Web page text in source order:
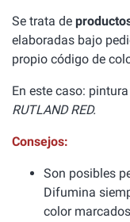
Se trata de
elaboradas bajo
propio código de
En este caso:
RUTLAND RED.
Consejos:
Son posibles
Difumina
color